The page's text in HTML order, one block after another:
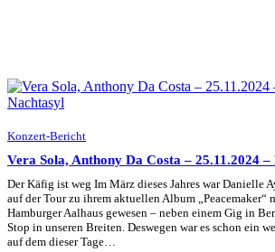
Konzert-Bericht
Vera Sola, Anthony Da Costa – 25.11.2024
Der Käfig ist weg Im März dieses Jahres war Danielle
auf der Tour zu ihrem aktuellen Album „Peacemaker“
Hamburger Aalhaus gewesen – neben einem Gig in
Stop in unseren Breiten. Deswegen war es schon ein
auf dem dieser Tage…